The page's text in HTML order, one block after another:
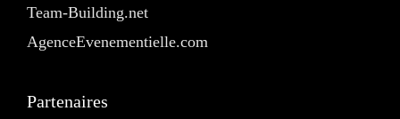
Team-Building.net
AgenceEvenementielle.com
Partenaires